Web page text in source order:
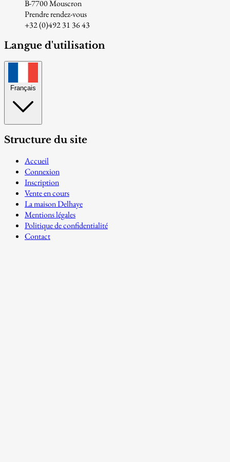
B-7700 Mouscron
Prendre rendez-vous
+32 (0)492 31 36 43
Langue d'utilisation
Français
Structure du site
Accueil
Connexion
Inscription
Vente en cours
La maison Delhaye
Mentions légales
Politique de confidentialité
Contact